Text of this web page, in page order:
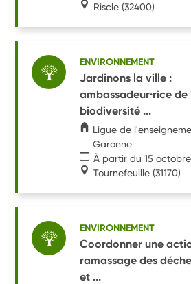
Riscle (32400)
ENVIRONNEMENT
Jardinons la ville :
ambassadeur·rice de
biodiversité ...
Ligue de
Garonne
À partir du 15
Tournefeuille (31170)
ENVIRONNEMENT
Coordonner une
ramassage des
et ...